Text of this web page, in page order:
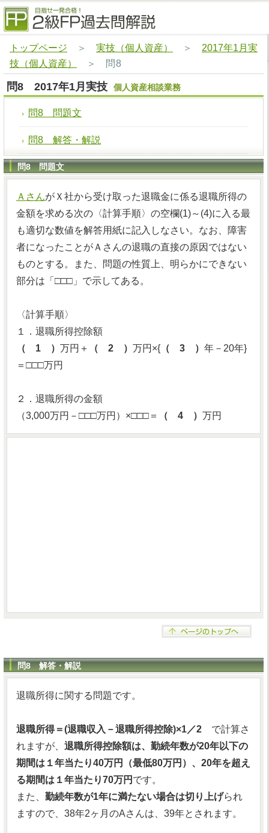
トップページ ＞ 実技（個人資産） ＞ 2017年1月実
技（個人資産）
＞ 問8
問8 2017年1月実技 個人資産相談業務
問8 問題文
問8 解答・解説
問8 問題文
ＡさんがＸ社から受け取った退職金に係る退職所得の
金額を求める次の〈計算手順〉の空欄(1)～(4)に入る最
も適切な数値を解答用紙に記入しなさい。なお、障害
者になったことがＡさんの退職の直接の原因ではない
ものとする。また、問題の性質上、明らかにできない
部分は「□□□」で示してある。
〈計算手順〉
１．退職所得控除額
（ 1 ） 万円＋ （ 2 ） 万円×{ （ 3 ） 年－20年}
＝□□□万円
２．退職所得の金額
（3,000万円－□□□万円）×□□□＝
（ 4 ） 万円
問8 解答・解説
退職所得に関する問題です。
退職所得＝(退職収入－退職所得控除)×1／2 で計算さ
れますが、 退職所得控除額は、勤続年数が20年以下の
期間は１年当たり40万円（最低80万円）、20年を超え
る期間は１年当たり70万円 です。
また、 勤続年数が1年に満たない場合は切り上げられ
ますので、38年2ヶ月のAさんは、39年とされます。